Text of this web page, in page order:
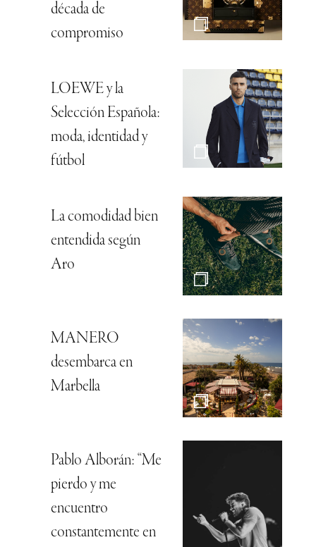
década de
compromiso
LOEWE y la
Selección Española:
moda, identidad y
fútbol
La comodidad bien
entendida según
Aro
MANERO
desembarca en
Marbella
Pablo Alborán: “Me
pierdo y me
encuentro
constantemente en